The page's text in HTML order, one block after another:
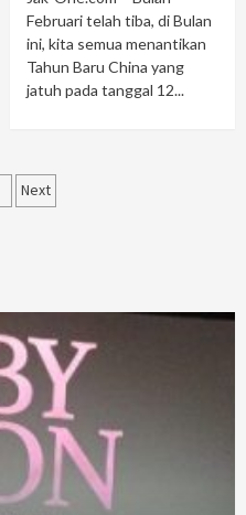
Februari telah tiba, di Bulan
ini, kita semua menantikan
Tahun Baru China yang
jatuh pada tanggal 12...
Next